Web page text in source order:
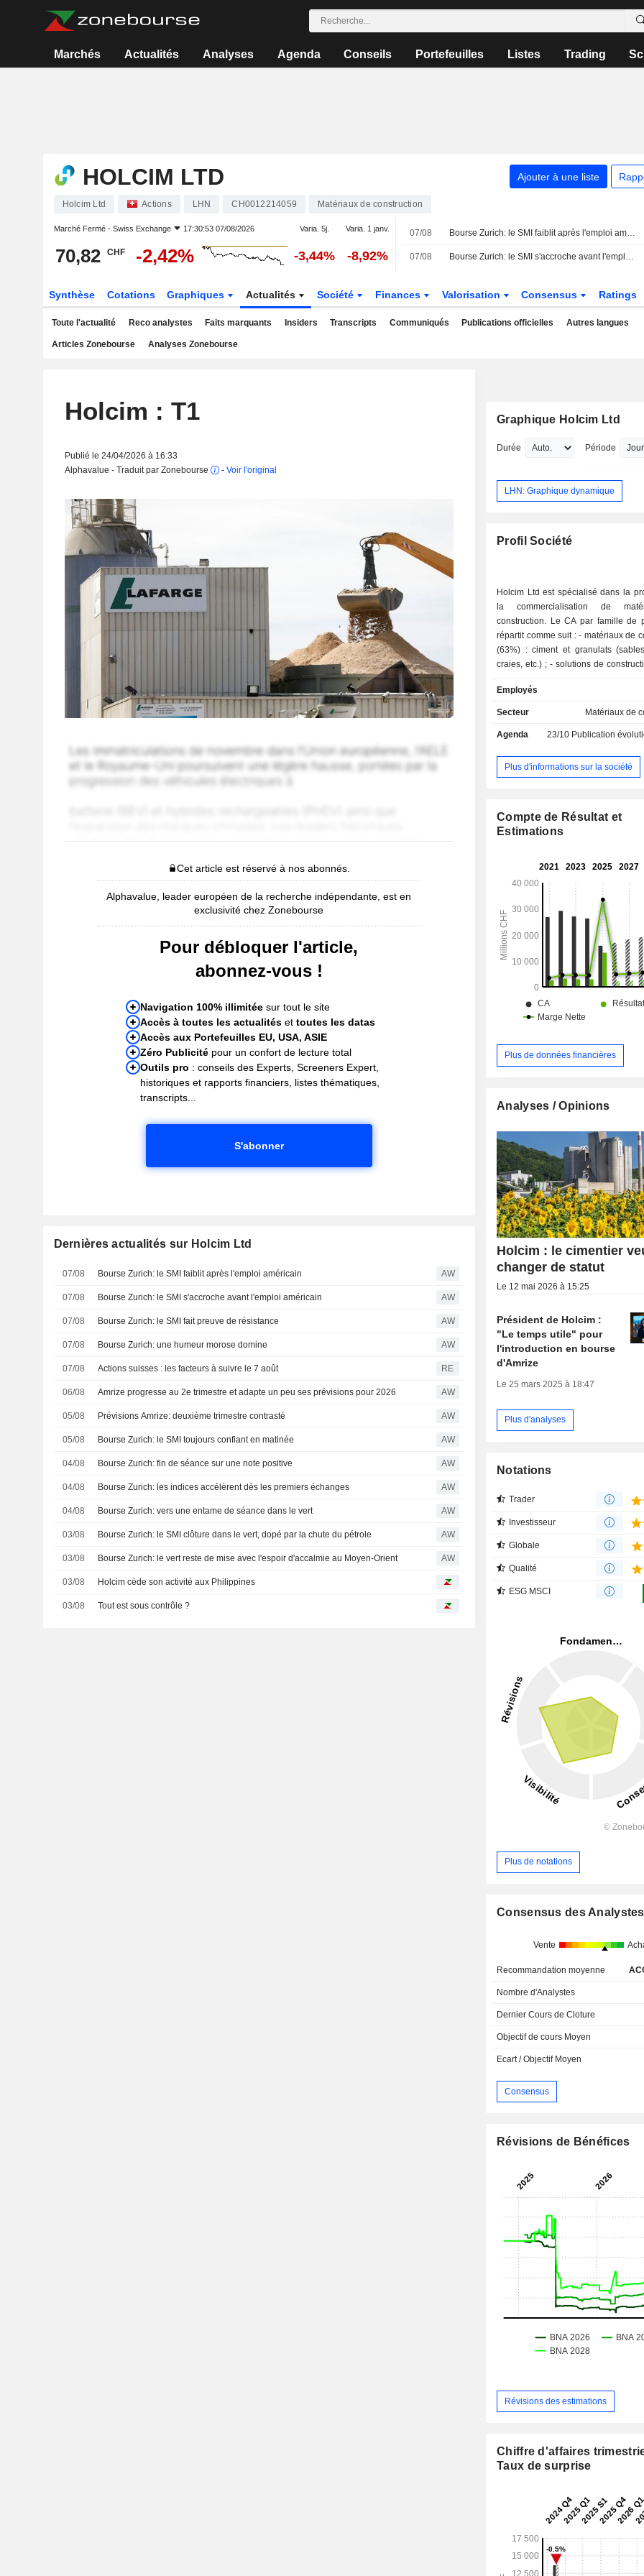
Marchés Actualités Analyses Agenda Conseils Portefeuilles Listes Trading
HOLCIM LTD Ajouter à une liste
Holcim Ltd Actions LHN CH0012214059 Matériaux de construction
Marché Fermé - Swiss Exchange 17:30:53 07/08/2026 Varia. 5j. Varia. 1 janv.
70,82 CHF -2,42% -3,44% -8,92%
07/08 Bourse Zurich: le SMI faiblit après l'emploi américain
07/08 Bourse Zurich: le SMI s'accroche avant l'emploi américain
Synthèse Cotations Graphiques Actualités Société Finances Valorisation Consensus Ratings
Toute l'actualité Reco analystes Faits marquants Insiders Transcripts Communiqués Publications officielles Autres langues
Articles Zonebourse Analyses Zonebourse
Holcim : T1
Publié le 24/04/2026 à 16:33
Alphavalue - Traduit par Zonebourse
- Voir l'original
Cet article est réservé à nos abonnés.
Alphavalue, leader européen de la recherche indépendante, est en
exclusivité chez Zonebourse
Pour débloquer l'article,
abonnez-vous !
Navigation 100% illimitée sur tout le site
Accès à toutes les actualités ettoutes les datas
Accès aux Portefeuilles EU, USA, ASIE
Zéro Publicité pour un confort de lecture total
Outils pro : conseils des Experts, Screeners Expert,
historiques et rapports financiers, listes thématiques,
transcripts...
S'abonner
Dernières actualités sur Holcim Ltd
07/08 Bourse Zurich: le SMI faiblit après l'emploi américain AW
07/08 Bourse Zurich: le SMI s'accroche avant l'emploi américain AW
07/08 Bourse Zurich: le SMI fait preuve de résistance AW
07/08 Bourse Zurich: une humeur morose domine AW
07/08 Actions suisses : les facteurs à suivre le 7 août RE
06/08 Amrize progresse au 2e trimestre et adapte un peu ses prévisions pour 2026 AW
05/08 Prévisions Amrize: deuxième trimestre contrasté AW
05/08 Bourse Zurich: le SMI toujours confiant en matinée AW
04/08 Bourse Zurich: fin de séance sur une note positive AW
04/08 Bourse Zurich: les indices accélèrent dès les premiers échanges AW
04/08 Bourse Zurich: vers une entame de séance dans le vert AW
03/08 Bourse Zurich: le SMI clôture dans le vert, dopé par la chute du pétrole AW
03/08 Bourse Zurich: le vert reste de mise avec l'espoir d'accalmie au Moyen-Orient AW
03/08 Holcim cède son activité aux Philippines
03/08 Tout est sous contrôle ?
Graphique Holcim Ltd
Durée Période
LHN: Graphique dynamique
Profil Société
Holcim Ltd est spécialisé dans la
la commercialisation de
construction. Le CA par famille de
répartit comme suit : - matériaux de construction
(63%) : ciment et granulats
craies, etc.) ; - solutions de construction (37%) :
toitures, revêtements muraux,
revêtements de sols, etc. La répartition
(11,8%), Royaume-Uni
(4,7%), Allemagne (4,6%),
autres (41,9%).
Employés
Secteur Matériaux de
Agenda 23/10 Publication évolution de
Plus d'informations sur la société
Compte de Résultat et
Estimations
Plus de données financières
Analyses / Opinions
Holcim : le cimentier
changer de statut
Le 12 mai 2026 à 15:25
Président de Holcim :
"Le temps utile" pour
l'introduction en bourse
d'Amrize
Le 25 mars 2025 à 18:47
Plus d'analyses
Notations
Trader
Investisseur
Globale
Qualité
ESG MSCI
Plus de notations
Consensus des Analystes
Vente
Recommandation moyenne
Nombre d'Analystes
Dernier Cours de Cloture
Objectif de cours Moyen
Ecart / Objectif Moyen
Consensus
Révisions de Bénéfices
Révisions des estimations
Chiffre d'affaires
Taux de surprise